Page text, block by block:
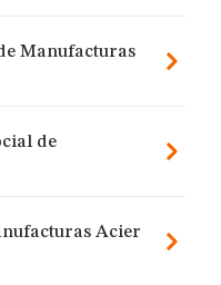
Manufacturas
de
Acier